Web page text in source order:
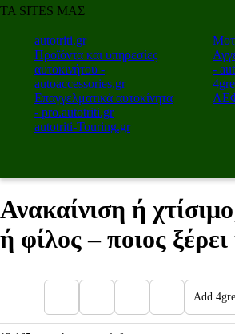
ΤΑ SITES ΜΑΣ
autotriti.gr
Προϊόντα και υπηρεσίες
αυτοκινήτου -
autoaccessories.gr
Επαγγελματικά αυτοκίνητα
- pro.autotriti.gr
autotriti-Touring.gr
-
Ανακαίνιση ή
ή φίλος – ποιος
Add